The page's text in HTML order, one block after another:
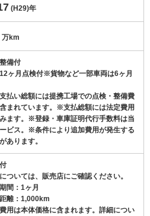
(H29)年
万km
備付
ヶ月点検付※貨物など一部車両は6ヶ月
払い総額には提携工場での点検・整備費
まれています。※支払総額には法定費用
ます。※登録・車庫証明代行手数料は当
ビス。※条件により追加費用が発生する
あります。
ついては、販売店にご確認ください。
間：1ヶ月
離：1,000km
用は本体価格に含まれます。詳細につい